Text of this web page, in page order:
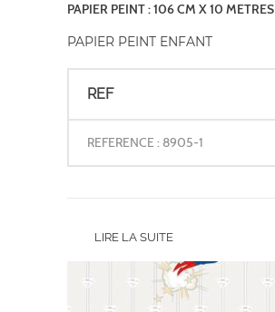
PAPIER PEINT : 106 CM X 10 METRES
PAPIER PEINT ENFANT
REF
REFERENCE : 8905-1
LIRE LA SUITE